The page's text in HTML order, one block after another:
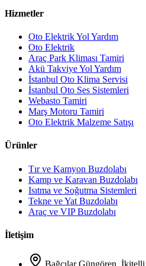
Hizmetler
Oto Elektrik Yol Yardım
Oto Elektrik
Araç Park Kliması Tamiri
Akü Takviye Yol Yardım
İstanbul Oto Klima Servisi
İstanbul Oto Ses Sistemleri
Webasto Tamiri
Marş Motoru Tamiri
Oto Elektrik Malzeme Satışı
Ürünler
Tır ve Kamyon Buzdolabı
Kamp ve Karavan Buzdolabı
Isıtma ve Soğutma Sistemleri
Tekne ve Yat Buzdolabı
Araç ve VIP Buzdolabı
İletişim